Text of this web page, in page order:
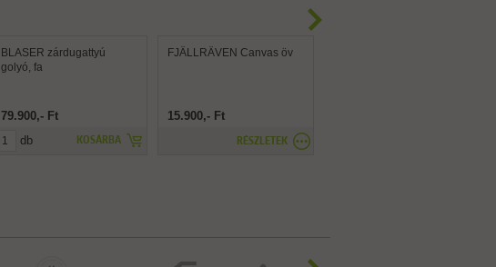
BLASER zárdugattyú
golyó, fa
79.900,- Ft
KOSÁRBA
db
FJÄLLRÄVEN Canvas öv
15.900,- Ft
RÉSZLETEK